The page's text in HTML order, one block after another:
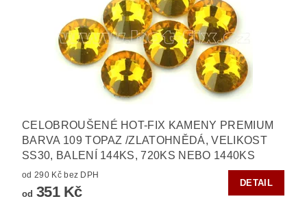
CELOBROUŠENÉ HOT-FIX KAMENY PREMIUM
BARVA 109 TOPAZ /ZLATOHNĚDÁ, VELIKOST
SS30, BALENÍ 144KS, 720KS NEBO 1440KS
od 290 Kč bez DPH
od 351 Kč
DETAIL